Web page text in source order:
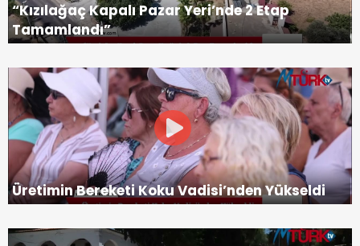
“Kızılağaç Kapalı Pazar Yeri’nde 2 Etap
Tamamlandı”
Üretimin Bereketi Koku Vadisi’nden Yükseldi